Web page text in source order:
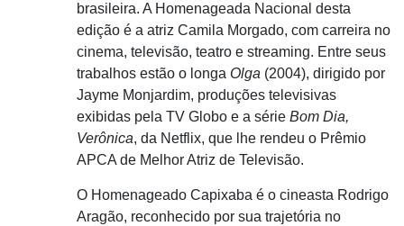
brasileira. A Homenageada Nacional desta
edição é a atriz Camila Morgado, com carreira no
cinema, televisão, teatro e streaming. Entre seus
trabalhos estão o longa Olga (2004), dirigido por
Jayme Monjardim, produções televisivas
exibidas pela TV Globo e a série Bom Dia,
Verônica, da Netflix, que lhe rendeu o Prêmio
APCA de Melhor Atriz de Televisão.
O Homenageado Capixaba é o cineasta Rodrigo
Aragão, reconhecido por sua trajetória no